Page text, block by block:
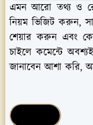
এমন আরো তথ্য ও
নিয়ম ভিজিট করুন,
শেয়ার করুন এবং
চাইলে কমেন্টে
জানাবেন আশা করি,